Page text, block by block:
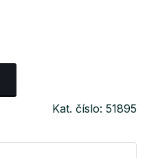
Kat. číslo: 51895